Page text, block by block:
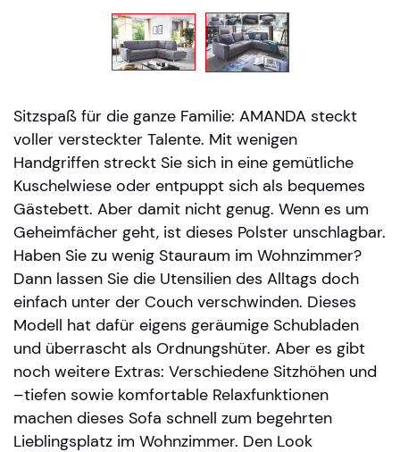
Sitzspaß für die ganze Familie: AMANDA steckt
voller versteckter Talente. Mit wenigen
Handgriffen streckt Sie sich in eine gemütliche
Kuschelwiese oder entpuppt sich als bequemes
Gästebett. Aber damit nicht genug. Wenn es um
Geheimfächer geht, ist dieses Polster unschlagbar.
Haben Sie zu wenig Stauraum im Wohnzimmer?
Dann lassen Sie die Utensilien des Alltags doch
einfach unter der Couch verschwinden. Dieses
Modell hat dafür eigens geräumige Schubladen
und überrascht als Ordnungshüter. Aber es gibt
noch weitere Extras: Verschiedene Sitzhöhen und
–tiefen sowie komfortable Relaxfunktionen
machen dieses Sofa schnell zum begehrten
Lieblingsplatz im Wohnzimmer. Den Look